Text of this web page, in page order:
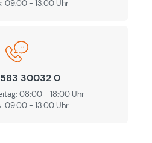
09.00 - 13.00 Uhr
30032 0
08:00 - 18:00 Uhr
09.00 - 13.00 Uhr